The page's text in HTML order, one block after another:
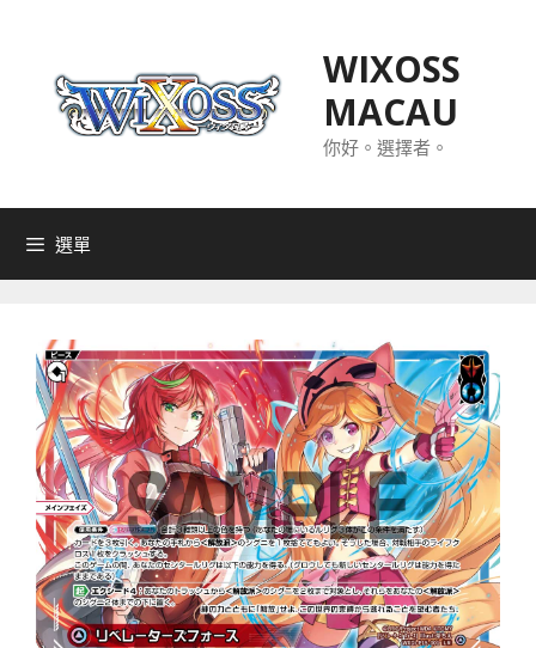
WIXOSS
MACAU
你好。選擇者。
選單